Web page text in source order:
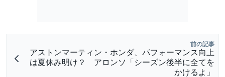
前の記事
アストンマーティン・ホンダ、パフォーマンス向上
は夏休み明け？ アロンソ「シーズン後半に全てを
かけるよ」